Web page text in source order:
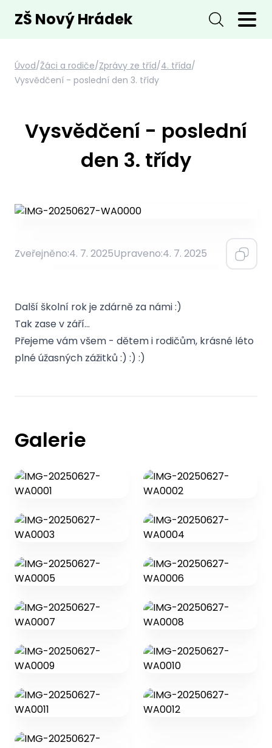
ZŠ Nový Hrádek
Úvod/Žáci a rodiče/Zprávy ze tříd/4. třída/
Vysvědčení - poslední den 3. třídy
Vysvědčení - poslední
den 3. třídy
Zveřejněno:4. 7. 2025Upraveno:4. 7. 2025
Další školní rok je zdárně za námi :)
Tak zase v září…
Přejeme vám všem - dětem i rodičům, krásné léto
plné úžasných zážitků :) :) :)
Galerie